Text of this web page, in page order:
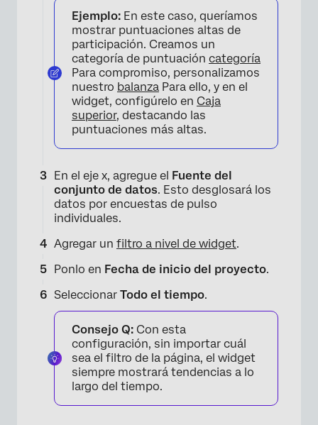
Ejemplo: En este caso, queríamos
mostrar puntuaciones altas de
participación. Creamos un
categoría de puntuación categoría
Para compromiso, personalizamos
nuestro balanza Para ello, y en el
widget, configúrelo en Caja
superior, destacando las
puntuaciones más altas.
En el eje x, agregue el Fuente del
conjunto de datos. Esto desglosará los
datos por encuestas de pulso
individuales.
Agregar un filtro a nivel de widget.
Ponlo en Fecha de inicio del proyecto.
Seleccionar Todo el tiempo.
Consejo Q: Con esta
configuración, sin importar cuál
sea el filtro de la página, el widget
siempre mostrará tendencias a lo
largo del tiempo.